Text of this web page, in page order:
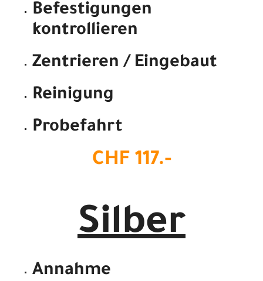
Befestigungen
kontrollieren
Zentrieren / Eingebaut
Reinigung
Probefahrt
CHF 117.-
Silber
Annahme